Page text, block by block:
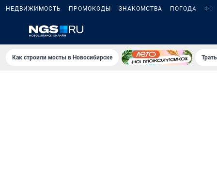
НЕДВИЖИМОСТЬ ПРОМОКОДЫ ЗНАКОМСТВА ПОГОДА
Как строили мосты в Новосибирске